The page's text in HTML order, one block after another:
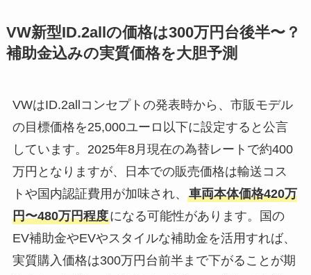
VW新型ID.2allの価格は300万円台後半〜？
補助金込みの実質価格を大胆予測
VWはID.2allコンセプトの発表時から、市販モデル
の目標価格を25,000ユーロ以下に設定すると公言
しています。2025年8月現在の為替レートで約400
万円となりますが、日本での販売価格は輸送コス
トや国内認証費用が加味され、 車両本体価格420万
円〜480万円程度になる可能性があります。国の
EV補助金やEVやスタイルな補助金を活用すれば、
実質購入価格は300万円台前半まで下がることが期